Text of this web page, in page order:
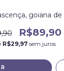
goiana de
R$89,90
R$29,97 sem juros